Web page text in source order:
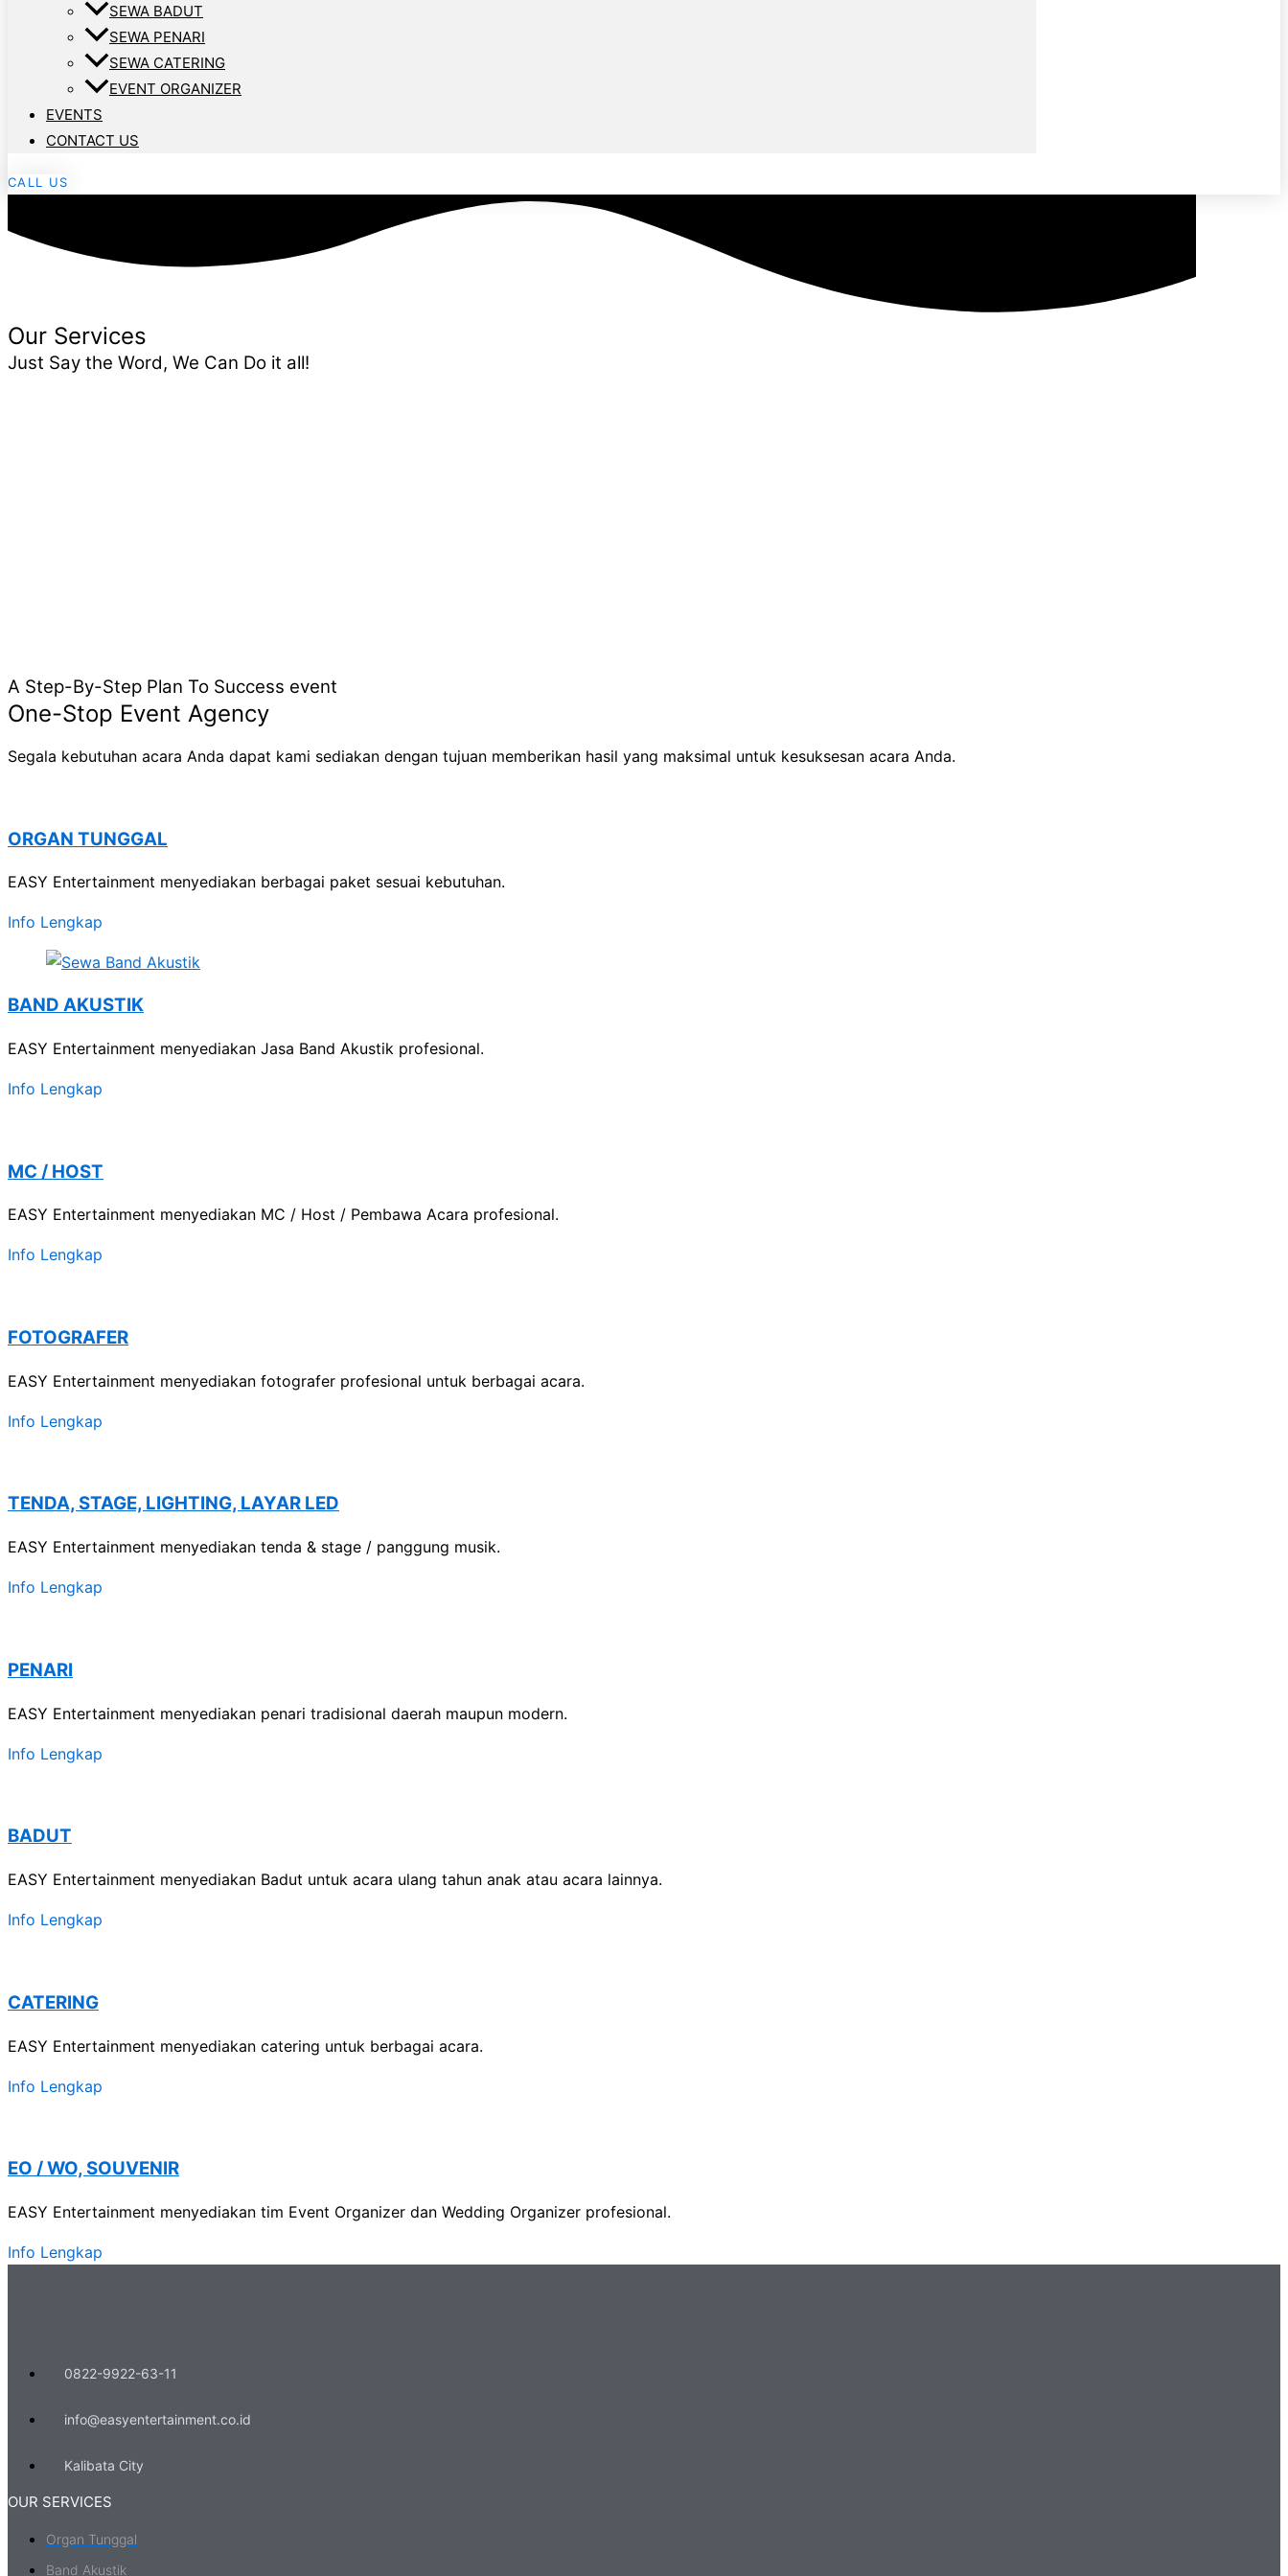
SEWA BADUT
SEWA PENARI
SEWA CATERING
EVENT ORGANIZER
EVENTS
CONTACT US
CALL US
Our Services
Just Say the Word, We Can Do it all!
A Step-By-Step Plan To Success event
One-Stop Event Agency
Segala kebutuhan acara Anda dapat kami sediakan dengan tujuan memberikan hasil yang maksimal untuk kesuksesan acara Anda.
ORGAN TUNGGAL
EASY Entertainment menyediakan berbagai paket sesuai kebutuhan.
Info Lengkap
BAND AKUSTIK
EASY Entertainment menyediakan Jasa Band Akustik profesional.
Info Lengkap
MC / HOST
EASY Entertainment menyediakan MC / Host / Pembawa Acara profesional.
Info Lengkap
FOTOGRAFER
EASY Entertainment menyediakan fotografer profesional untuk berbagai acara.
Info Lengkap
TENDA, STAGE, LIGHTING, LAYAR LED
EASY Entertainment menyediakan tenda & stage / panggung musik.
Info Lengkap
PENARI
EASY Entertainment menyediakan penari tradisional daerah maupun modern.
Info Lengkap
BADUT
EASY Entertainment menyediakan Badut untuk acara ulang tahun anak atau acara lainnya.
Info Lengkap
CATERING
EASY Entertainment menyediakan catering untuk berbagai acara.
Info Lengkap
EO / WO, SOUVENIR
EASY Entertainment menyediakan tim Event Organizer dan Wedding Organizer profesional.
Info Lengkap
0822-9922-63-11
info@easyentertainment.co.id
Kalibata City
OUR SERVICES
Organ Tunggal
Band Akustik